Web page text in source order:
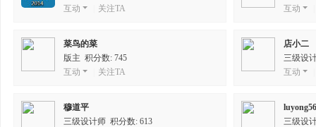
互动
关注TA
互动
菜鸟的菜
版主 积分数: 745
互动
关注TA
店小二
三级设
互动
穆道平
三级设计师 积分数: 613
三级设